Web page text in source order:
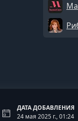
ДАТА ДОБАВЛЕНИЯ
24 мая 2025 г., 01:24